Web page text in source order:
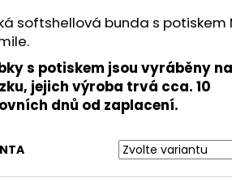
softshellová bunda s potiskem
s potiskem jsou vyráběny na
jejich výroba trvá cca. 10
dnů od zaplacení.